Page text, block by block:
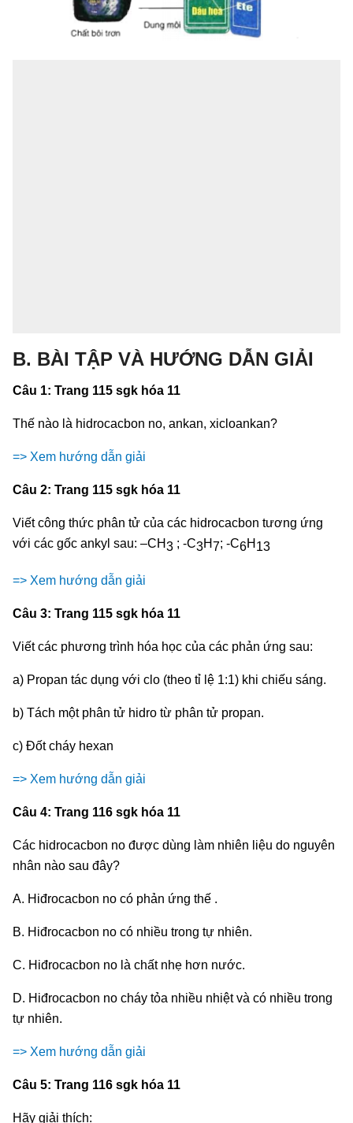
B. BÀI TẬP VÀ HƯỚNG DẪN GIẢI
Câu 1: Trang 115 sgk hóa 11
Thế nào là hidrocacbon no, ankan, xicloankan?
=> Xem hướng dẫn giải
Câu 2: Trang 115 sgk hóa 11
Viết công thức phân tử của các hidrocacbon tương ứng
với các gốc ankyl sau: –CH3 ; -C3H 7; -C6H 13
=> Xem hướng dẫn giải
Câu 3: Trang 115 sgk hóa 11
Viết các phương trình hóa học của các phản ứng sau:
a) Propan tác dụng với clo (theo tỉ lệ 1:1) khi chiếu sáng.
b) Tách một phân tử hidro từ phân tử propan.
c) Đốt cháy hexan
=> Xem hướng dẫn giải
Câu 4: Trang 116 sgk hóa 11
Các hidrocacbon no được dùng làm nhiên liệu do nguyên
nhân nào sau đây?
A. Hiđrocacbon no có phản ứng thế .
B. Hiđrocacbon no có nhiều trong tự nhiên.
C. Hiđrocacbon no là chất nhẹ hơn nước.
D. Hiđrocacbon no cháy tỏa nhiều nhiệt và có nhiều trong
tự nhiên.
=> Xem hướng dẫn giải
Câu 5: Trang 116 sgk hóa 11
Hãy giải thích: